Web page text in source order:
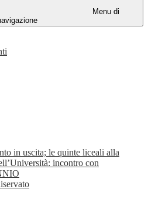
Menu di
in uscita; le quinte liceali alla
incontro con